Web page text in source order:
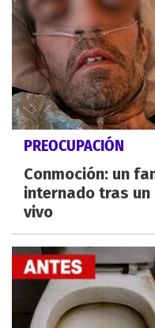
PREOCUPACIÓN
Conmoción: un
internado tras
vivo